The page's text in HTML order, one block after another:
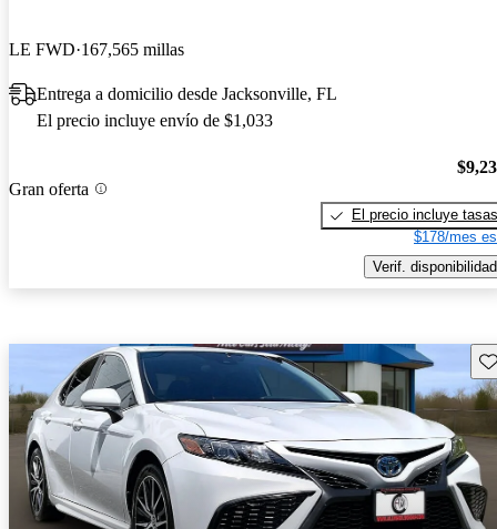
LE FWD 167,565 millas
Entrega a domicilio desde Jacksonville, FL
El precio incluye envío de $1,033
Gran oferta
El precio incluye tasas
$178/mes
Verif. disponibilidad